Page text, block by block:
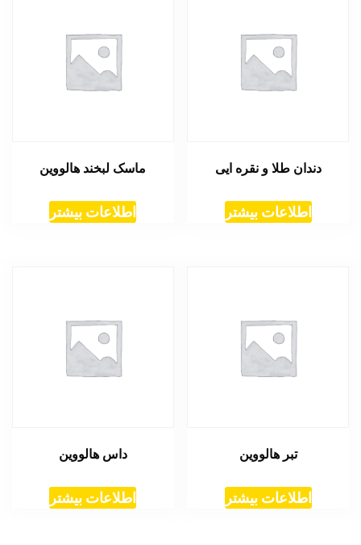
دندان طلا و نقره ایی
اطلاعات بیشتر
ماسک لبخند هالووین
اطلاعات بیشتر
تبر هالووین
اطلاعات بیشتر
داس هالووین
اطلاعات بیشتر